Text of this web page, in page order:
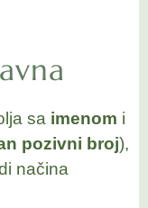
sa imenom i
pozivni broj),
načina